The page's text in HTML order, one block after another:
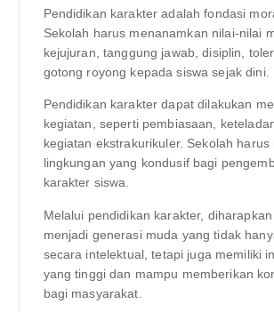
Pendidikan karakter adalah fondasi
Sekolah harus menanamkan nilai-nilai
kejujuran, tanggung jawab, disiplin,
gotong royong kepada siswa sejak dini.
Pendidikan karakter dapat dilakukan
kegiatan, seperti pembiasaan,
kegiatan ekstrakurikuler. Sekolah harus
lingkungan yang kondusif bagi
karakter siswa.
Melalui pendidikan karakter,
menjadi generasi muda yang tidak
secara intelektual, tetapi juga memiliki
yang tinggi dan mampu memberikan
bagi masyarakat.